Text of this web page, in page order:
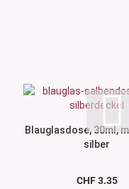
Blauglasdose, 30ml,
silber
CHF 3.35